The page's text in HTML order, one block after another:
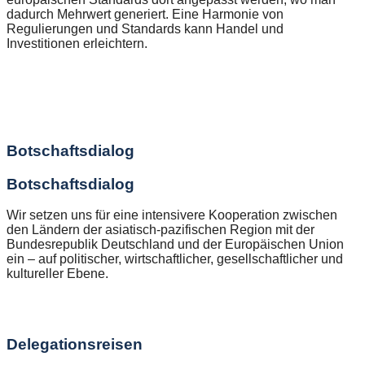
dadurch Mehrwert generiert. Eine Harmonie von
Regulierungen und Standards kann Handel und
Investitionen erleichtern.
Botschaftsdialog
Botschaftsdialog
Wir setzen uns für eine intensivere Kooperation zwischen
den Ländern der asiatisch-pazifischen Region mit der
Bundesrepublik Deutschland und der Europäischen Union
ein – auf politischer, wirtschaftlicher, gesellschaftlicher und
kultureller Ebene.
Delegationsreisen